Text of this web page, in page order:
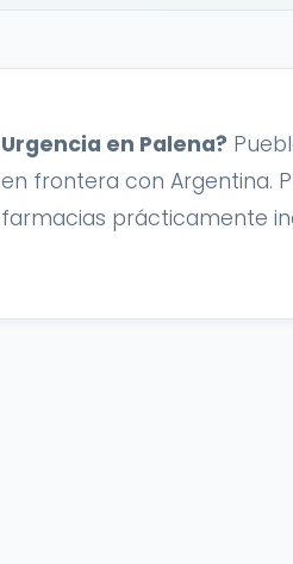
Urgencia en Palena?
en frontera con Argentina.
farmacias prácticamente